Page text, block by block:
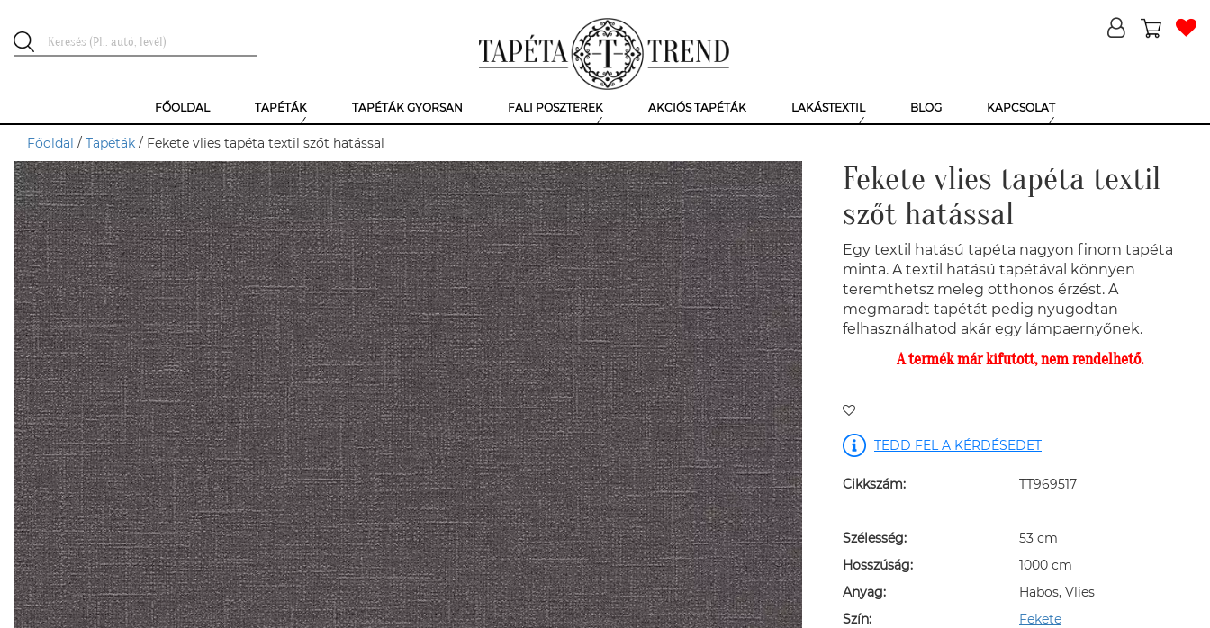
FŐOLDAL TAPÉTÁK TAPÉTÁK GYORSAN FALI POSZTEREK AKCIÓS TAPÉTÁK LAKÁSTEXTIL BLOG KAPCSOLAT
Főoldal / Tapéták / Fekete vlies tapéta textil szőt hatással
Fekete vlies tapéta textil
szőt hatással
Egy textil hatású tapéta nagyon finom tapéta
minta. A textil hatású tapétával könnyen
teremthetsz meleg otthonos érzést. A
megmaradt tapétát pedig nyugodtan
felhasználhatod akár egy lámpaernyőnek.
A termék már kifutott, nem rendelhető.
TEDD FEL A KÉRDÉSEDET
Cikkszám: TT969517
Szélesség:
53 cm
Hosszúság:
1000 cm
Anyag:
Habos, Vlies
Szín:
Fekete